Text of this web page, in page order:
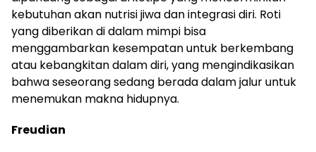
kebutuhan akan nutrisi jiwa dan integrasi diri. Roti
yang diberikan di dalam mimpi bisa
menggambarkan kesempatan untuk berkembang
atau kebangkitan dalam diri, yang mengindikasikan
bahwa seseorang sedang berada dalam jalur untuk
menemukan makna hidupnya.
Freudian